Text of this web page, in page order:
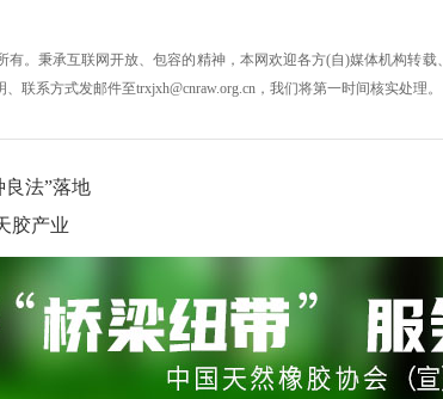
有。秉承互联网开放、包容的精神，本网欢迎各方(自)媒体机构转
系方式发邮件至trxjxh@cnraw.org.cn，我们将第一时间核实处理。
法”落地
胶产业